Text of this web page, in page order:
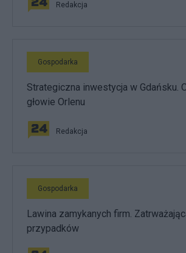
Redakcja
Gospodarka
Strategiczna inwestycja w Gdańsku.
głowie Orlenu
Redakcja
Gospodarka
Lawina zamykanych firm.
przypadków